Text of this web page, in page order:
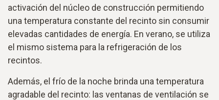
activación del núcleo de construcción permitiendo
una temperatura constante del recinto sin consumir
elevadas cantidades de energía. En verano, se utiliza
el mismo sistema para la refrigeración de los
recintos.
Además, el frío de la noche brinda una temperatura
agradable del recinto: las ventanas de ventilación se